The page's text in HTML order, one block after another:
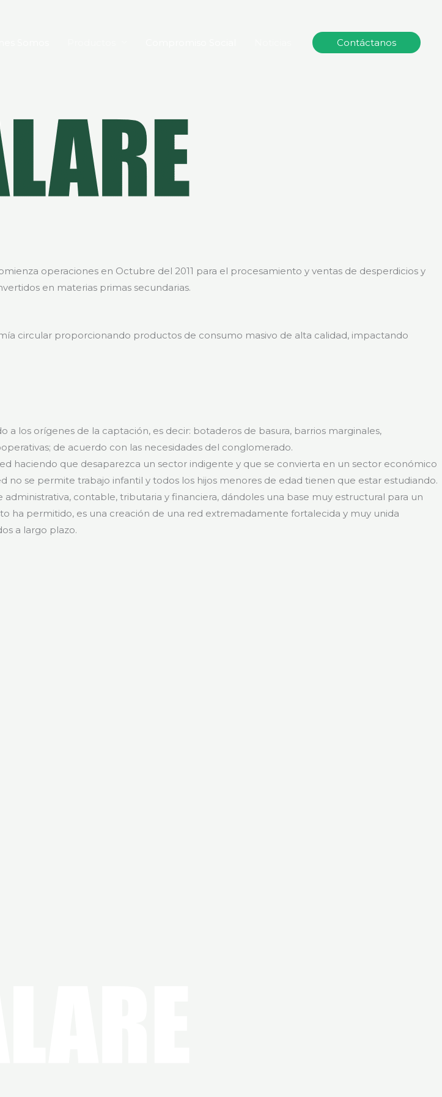
Contáctanos
operaciones en Octubre del 2011 para el procesamiento y ventas de desperdicios y
en materias primas secundarias.
circular proporcionando productos de consumo masivo de alta calidad, impactando
los orígenes de la captación, es decir: botaderos de basura, barrios marginales,
de acuerdo con las necesidades del conglomerado.
haciendo que desaparezca un sector indigente y que se convierta en un sector económico
se permite trabajo infantil y todos los hijos menores de edad tienen que estar estudiando.
contable, tributaria y financiera, dándoles una base muy estructural para un
ha permitido, es una creación de una red extremadamente fortalecida y muy unida
a largo plazo.